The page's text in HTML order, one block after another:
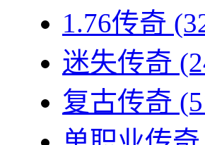
1.76传奇
迷失传奇
复古传奇